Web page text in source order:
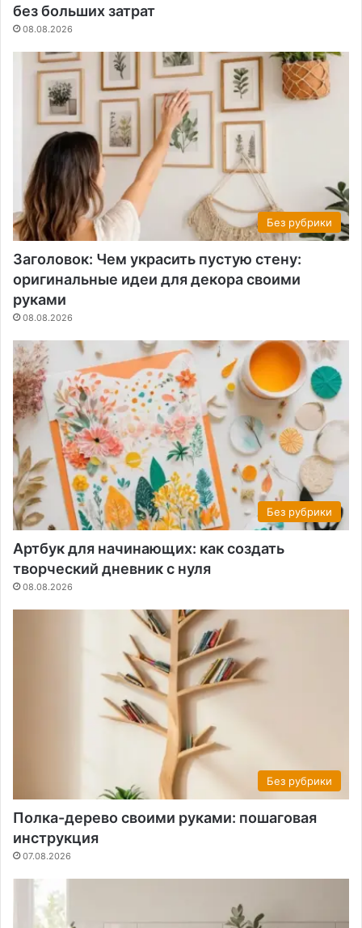
без больших затрат
08.08.2026
Без рубрики
Заголовок: Чем украсить пустую стену:
оригинальные идеи для декора своими
руками
08.08.2026
Без рубрики
Артбук для начинающих: как создать
творческий дневник с нуля
08.08.2026
Без рубрики
Полка-дерево своими руками: пошаговая
инструкция
07.08.2026